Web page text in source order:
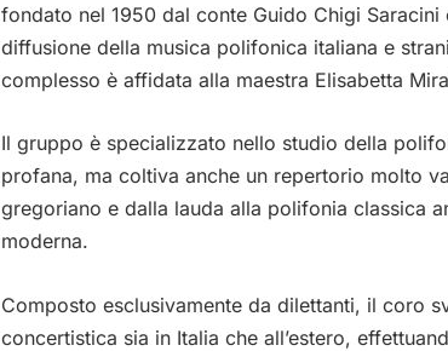
fondato nel 1950 dal conte Guido Chigi
diffusione della musica polifonica italiana e
complesso è affidata alla maestra Elisabetta
Il gruppo è specializzato nello studio della
profana, ma coltiva anche un repertorio molto
gregoriano e dalla lauda alla polifonia classica
moderna.
Composto esclusivamente da dilettanti, il coro
concertistica sia in Italia che all’estero,